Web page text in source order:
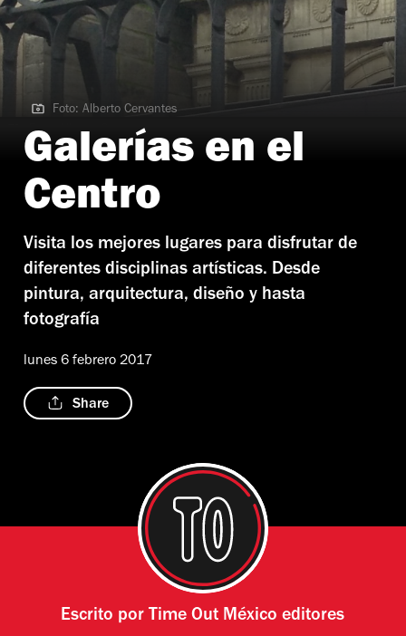
Foto: Alberto Cervantes
Foto: Alberto Cervantes
Galerías en el
Centro
Visita los mejores lugares para disfrutar de
diferentes disciplinas artísticas. Desde
pintura, arquitectura, diseño y hasta
fotografía
lunes 6 febrero 2017
Share
Escrito por Time Out México editores